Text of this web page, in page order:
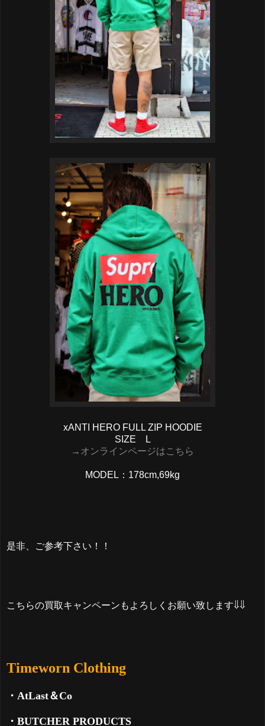
xANTI HERO FULL ZIP HOODIE
SIZE L
→オンラインページはこちら
MODEL：178cm,69kg
是非、ご参考下さい！！
こちらの買取キャンペーンもよろしくお願い致します⇓⇓
Timeworn Clothing
・AtLast＆Co
・BUTCHER PRODUCTS